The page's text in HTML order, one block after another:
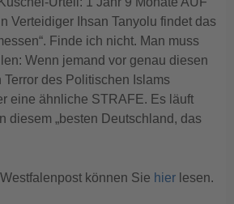
Verteidiger Ihsan Tanyolu findet das
Finde ich nicht. Man muss
Wenn jemand vor genau diesen
Terror des Politischen Islams
eine ähnliche STRAFE. Es läuft
diesem „besten Deutschland, das
können Sie hier lesen.